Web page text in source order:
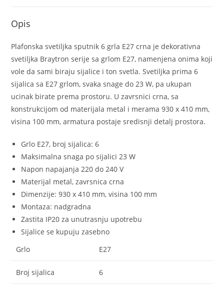
Opis
Plafonska svetiljka sputnik 6 grla E27 crna je dekorativna
svetiljka Braytron serije sa grlom E27, namenjena onima koji
vole da sami biraju sijalice i ton svetla. Svetiljka prima 6
sijalica sa E27 grlom, svaka snage do 23 W, pa ukupan
ucinak birate prema prostoru. U zavrsnici crna, sa
konstrukcijom od materijala metal i merama 930 x 410 mm,
visina 100 mm, armatura postaje sredisnji detalj prostora.
Grlo E27, broj sijalica: 6
Maksimalna snaga po sijalici 23 W
Napon napajanja 220 do 240 V
Materijal metal, zavrsnica crna
Dimenzije: 930 x 410 mm, visina 100 mm
Montaza: nadgradna
Zastita IP20 za unutrasnju upotrebu
Sijalice se kupuju zasebno
Grlo
E27
Broj sijalica 6